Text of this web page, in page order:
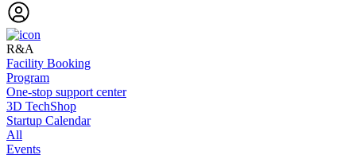
R&A
Facility Booking
Program
One-stop support center
3D TechShop
Startup Calendar
All
Events